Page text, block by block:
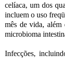
celíaca, um dos
incluem o uso
mês de vida, além
microbioma
Infecções,